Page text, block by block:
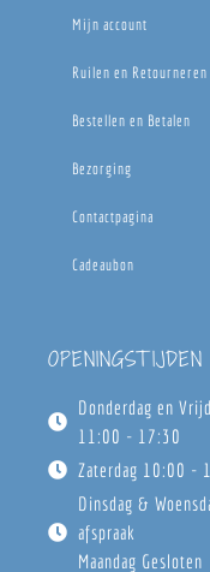
Mijn account
Ruilen en Retourneren
Bestellen en Betalen
Bezorging
Contactpagina
Cadeaubon
OPENINGSTIJDEN
Donderdag en
11:00 - 17:30
Zaterdag 10:00 -
Dinsdag &
afspraak
Maandag Gesloten